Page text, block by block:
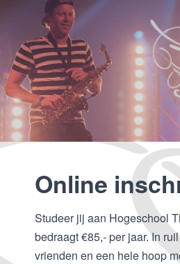
Online
Studeer jij aan Hogeschool
bedraagt €85,- per jaar. In
vrienden en een hele hoop